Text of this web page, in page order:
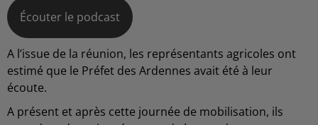
Écouter le podcast
A l’issue de la réunion, les représentants agricoles ont
estimé que le Préfet des Ardennes avait été à leur
écoute.
A présent et après cette journée de mobilisation, ils